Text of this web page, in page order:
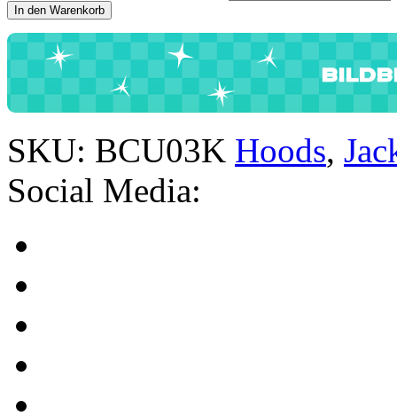
In den Warenkorb
SKU: BCU03K Hoods,
Social Media: